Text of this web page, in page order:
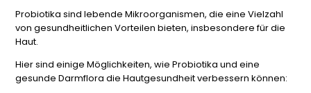
Probiotika sind lebende Mikroorganismen, die eine Vielzahl
von gesundheitlichen Vorteilen bieten, insbesondere für die
Haut.
Hier sind einige Möglichkeiten, wie Probiotika und eine
gesunde Darmflora die Hautgesundheit verbessern können: